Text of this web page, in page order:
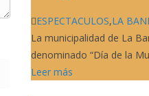
ESPECTACULOS,LA
La municipalidad de La
denominado “Día de la
Leer más